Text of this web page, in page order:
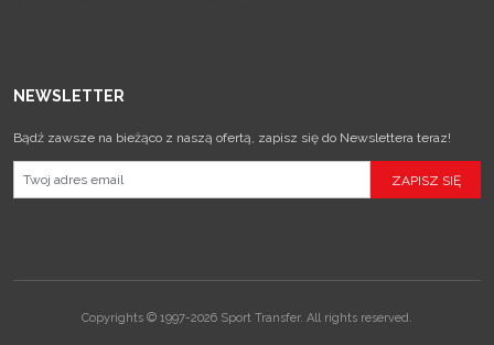
NEWSLETTER
Bądź zawsze na bieżąco z naszą ofertą, zapisz się do Newslettera teraz!
Copyrights © 1997-2026 Sport Transfer. All rights reserved.